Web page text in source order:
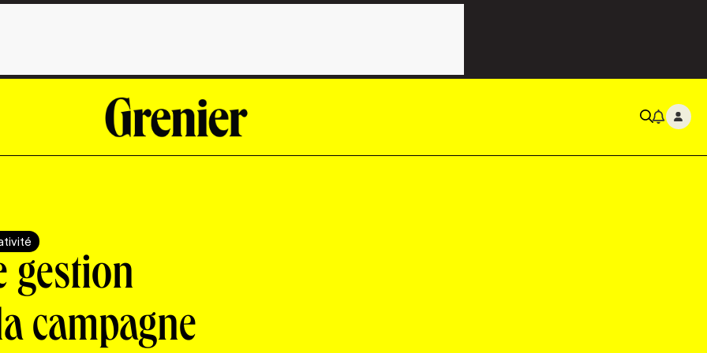
gestion
campagne